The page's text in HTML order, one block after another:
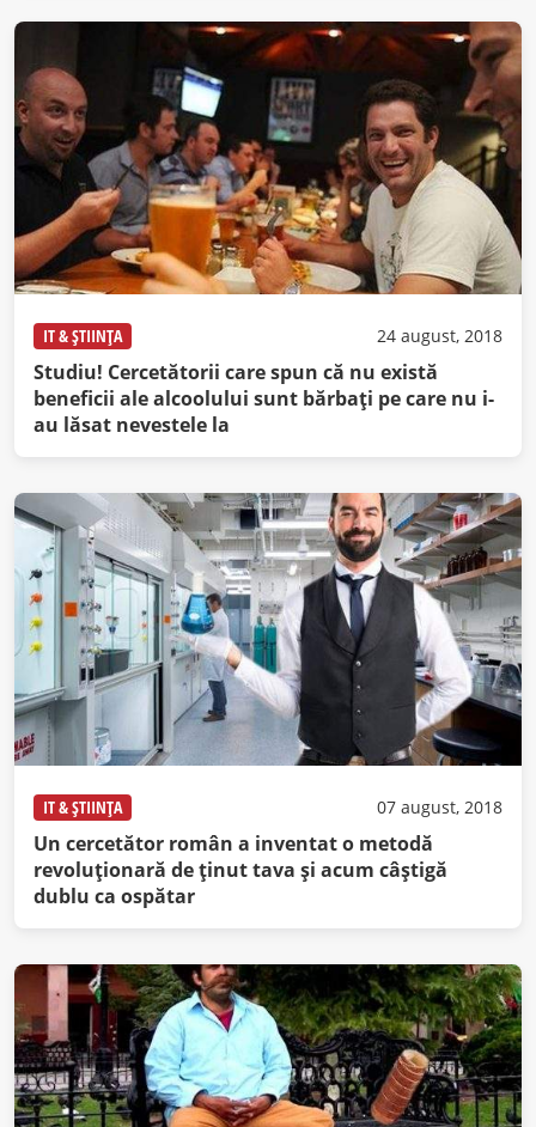
IT & ȘTIINȚA 24 august, 2018
Studiu! Cercetătorii care spun că nu există
beneficii ale alcoolului sunt bărbați pe care nu i-
au lăsat nevestele la
IT & ȘTIINȚA 07 august, 2018
Un cercetător român a inventat o metodă
revoluționară de ținut tava și acum câștigă
dublu ca ospătar